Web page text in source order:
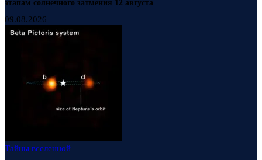
этапам солнечного затмения 12 августа
09.08.2026
Тайны вселенной